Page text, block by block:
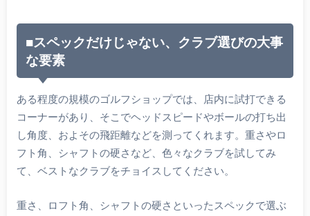
■スペックだけじゃない、クラブ選びの大事
な要素
ある程度の規模のゴルフショップでは、店内に試打できる
コーナーがあり、そこでヘッドスピードやボールの打ち出
し角度、およその飛距離などを測ってくれます。重さやロ
フト角、シャフトの硬さなど、色々なクラブを試してみ
て、ベストなクラブをチョイスしてください。
重さ、ロフト角、シャフトの硬さといったスペックで選ぶ